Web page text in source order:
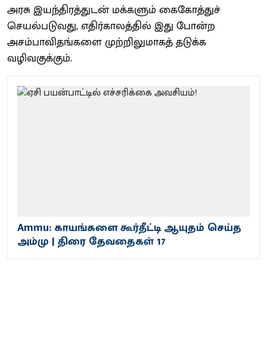
அரசு இயந்திரத்துடன் மக்களும் கைகோத்துச்
செயல்படுவது, எதிர்காலத்தில் இது போன்ற
அசம்பாவிதங்களை முற்றிலுமாகத் தடுக்க
வழிவகுக்கும்.
Ammu: காயங்களை கூர்தீட்டி ஆயுதம் செய்த
அம்மு | திரை தேவதைகள் 17